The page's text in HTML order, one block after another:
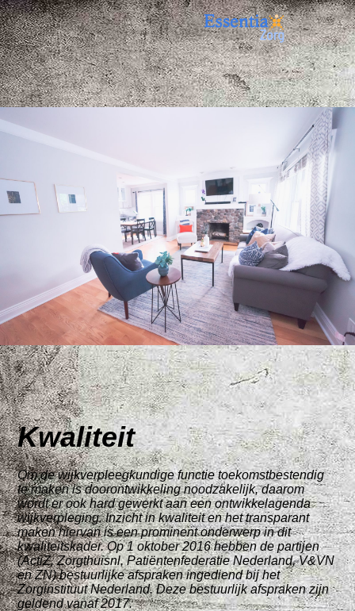
Kwaliteit
Om de wijkverpleegkundige functie toekomstbestendig
te maken is doorontwikkeling noodzakelijk, daarom
wordt er ook hard gewerkt aan een ontwikkelagenda
wijkverpleging. Inzicht in kwaliteit en het transparant
maken hiervan is een prominent onderwerp in dit
kwaliteitskader. Op 1 oktober 2016 hebben de partijen
(ActiZ, Zorgthuisnl, Patiëntenfederatie Nederland, V&VN
en ZN) bestuurlijke afspraken ingediend bij het
Zorginstituut Nederland. Deze bestuurlijk afspraken zijn
geldend vanaf 2017.